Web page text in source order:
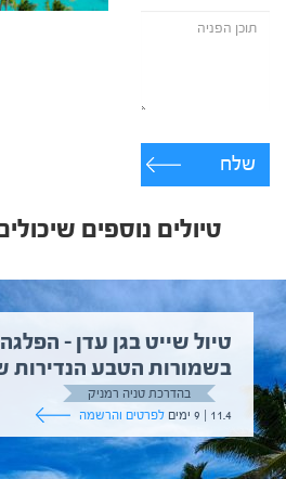
שלח
טיולים נוספים
טיול שייט בגן עדן – הפלגה
בשמורות הטבע הנדירות
בהדרכת טניה רמניק
11.4 | 9 ימים
לפרטים והרשמה